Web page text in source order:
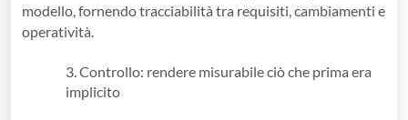
modello, fornendo tracciabilità tra requisiti, cambiamenti e
operatività.
3. Controllo: rendere misurabile ciò che prima era
implicito